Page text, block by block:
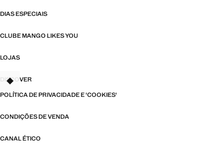
DIAS ESPECIAIS
CLUBE MANGO LIKES YOU
LOJAS
DISCOVER
POLÍTICA DE PRIVACIDADE E 'COOKIES'
CONDIÇÕES DE VENDA
CANAL ÉTICO